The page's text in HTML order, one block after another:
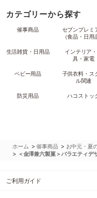
カテゴリーから探す
催事商品
セブンプレミ
（食品・日用
生活雑貨・日用品
インテリア
具・家電
ベビー用品
子供衣料・ス
ル関連
防災用品 ハコストッ
ホーム >催事商品 > お中元・夏
> ＜金澤兼六製菓＞バラエティデ
ご利用ガイド